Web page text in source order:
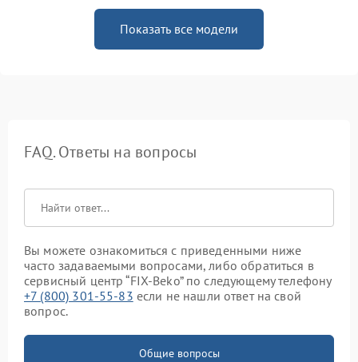
Показать все модели
FAQ. Ответы на вопросы
Вы можете ознакомиться с приведенными ниже
часто задаваемыми вопросами, либо обратиться в
сервисный центр “FIX-Beko” по следующему телефону
+7 (800) 301-55-83 если не нашли ответ на свой
вопрос.
Общие вопросы